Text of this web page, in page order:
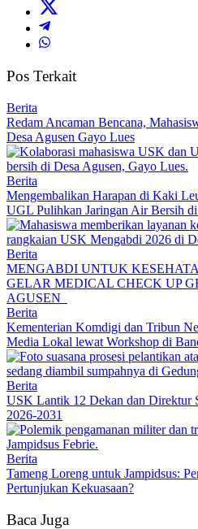
Pos Terkait
Berita
Redam Ancaman Bencana,
Desa Agusen Gayo Lues
Berita
Mengembalikan Harapan di Kaki
UGL Pulihkan Jaringan Air Bersih di
Berita
MENGABDI UNTUK
GELAR MEDICAL CHECK UP
AGUSEN
Berita
Kementerian Komdigi dan Tribun
Media Lokal lewat Workshop di
Berita
USK Lantik 12 Dekan dan Direktur
2026-2031
Berita
Tameng Loreng untuk Jampidsus:
Pertunjukan Kekuasaan?
Baca Juga